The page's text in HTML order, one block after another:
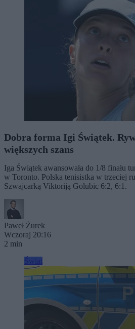
Dobra forma Igi Świątek.
większych szans
Iga Świątek awansowała do 1/8 finału
w Toronto. Polska tenisistka w trzeciej
Szwajcarką Viktoriją Golubic 6:2, 6:1.
Paweł Żurek
Wczoraj 20:16
2 min